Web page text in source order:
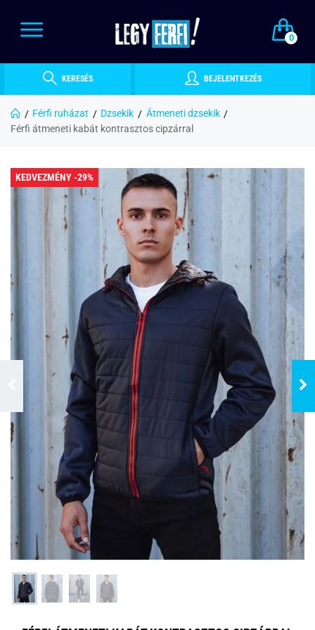
0
KERESÉS BEJELENTKEZÉS
Férfi ruházat Dzsekik
Átmeneti dzsekik
Férfi átmeneti kabát kontrasztos cipzárral
KEDVEZMÉNY -29%